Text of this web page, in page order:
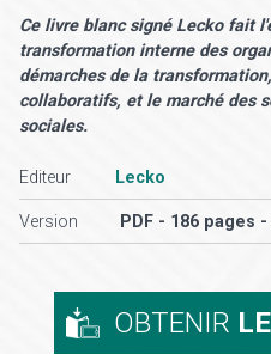
Ce livre blanc signé Lecko fait
transformation interne des
démarches de la
collaboratifs, et le marché des
sociales.
Editeur Lecko
Version PDF - 186 pages
OBTENIR